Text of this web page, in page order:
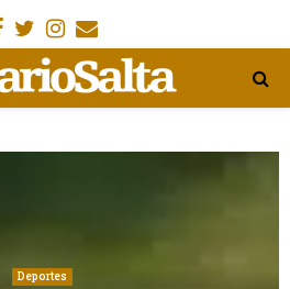
Facebook
Gorjeo
Instagram
Email
Deportes